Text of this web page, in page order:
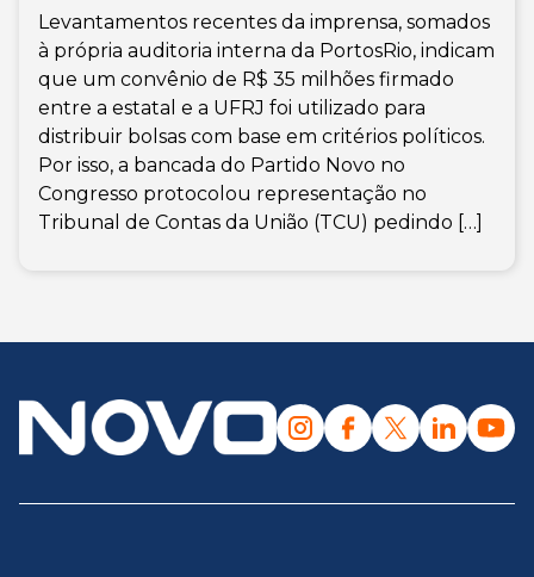
Levantamentos recentes da imprensa, somados
à própria auditoria interna da PortosRio, indicam
que um convênio de R$ 35 milhões firmado
entre a estatal e a UFRJ foi utilizado para
distribuir bolsas com base em critérios políticos.
Por isso, a bancada do Partido Novo no
Congresso protocolou representação no
Tribunal de Contas da União (TCU) pedindo […]